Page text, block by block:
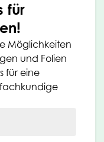
für
Möglichkeiten
und Folien
für eine